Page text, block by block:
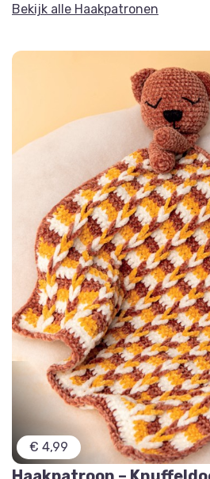
Bekijk alle Haakpatronen
€ 4,99